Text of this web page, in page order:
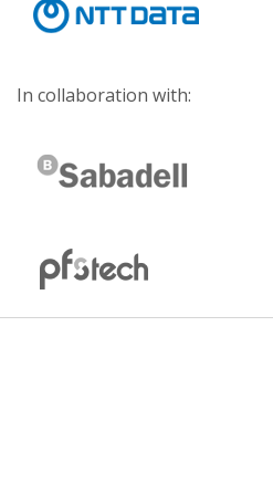
In collaboration with: